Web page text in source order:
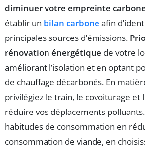
diminuer votre empreinte carbone
établir un bilan carbone afin
principales sources d’émissions.
rénovation énergétique de votre
améliorant l’isolation et en optant
de chauffage décarbonés. En
privilégiez le train, le covoiturage et
réduire vos déplacements
habitudes de consommation en
consommation de viande, en